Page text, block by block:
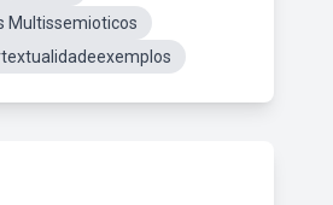
Multissemioticos